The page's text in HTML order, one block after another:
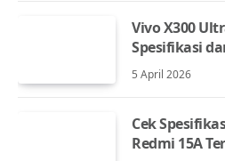
Vivo X300
Spesifikasi
5 April 2026
Cek
Redmi 15A